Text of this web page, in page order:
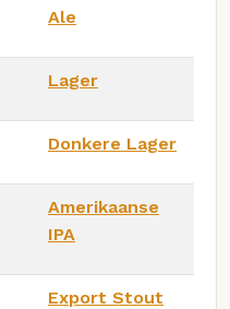
Ale
Lager
Donkere Lager
Amerikaanse
IPA
Export Stout